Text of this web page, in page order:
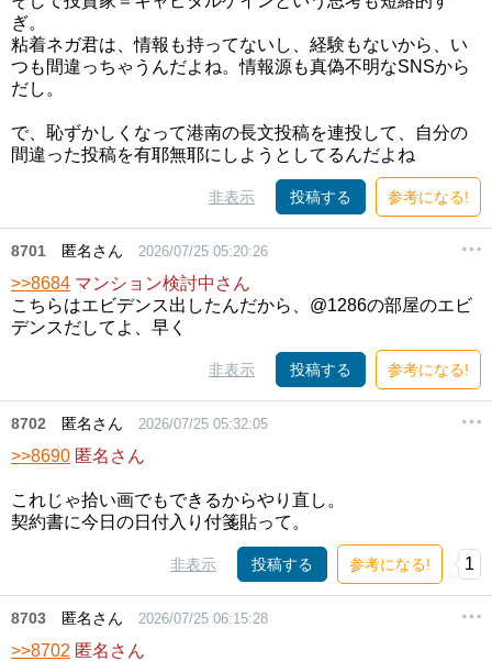
ぎ。
粘着ネガ君は、情報も持ってないし、経験もないから、い
つも間違っちゃうんだよね。情報源も真偽不明なSNSから
だし。
で、恥ずかしくなって港南の長文投稿を連投して、自分の
間違った投稿を有耶無耶にしようとしてるんだよね
非表示 投稿する 参考になる!
8701 匿名さん 2026/07/25 05:20:26
>>8684 マンション検討中さん
こちらはエビデンス出したんだから、@1286の部屋のエビ
デンスだしてよ、早く
非表示 投稿する 参考になる!
8702 匿名さん 2026/07/25 05:32:05
>>8690 匿名さん
これじゃ拾い画でもできるからやり直し。
契約書に今日の日付入り付箋貼って。
非表示 投稿する 参考になる! 1
8703 匿名さん 2026/07/25 06:15:28
>>8702 匿名さん